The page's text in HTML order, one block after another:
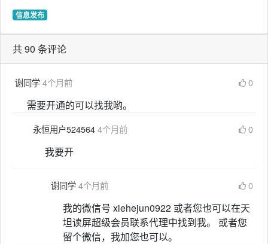
信息发布
共 90 条评论
谢同学4个月前 0
需要开通的可以找我哟。
永恒用户5245644个月前 0
我要开
谢同学4个月前 0
我的微信号 xiehejun0922 或者您也可以在天
坦读屏超级会员联系代理中找到我。 或者您
留个微信，我加您也可以。